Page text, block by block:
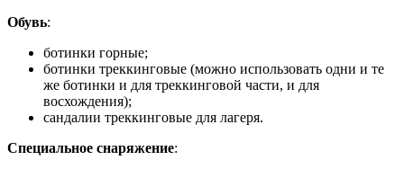
Обувь:
ботинки горные;
ботинки треккинговые (можно использовать одни и те
же ботинки и для треккинговой части, и для
восхождения);
сандалии треккинговые для лагеря.
Специальное снаряжение: